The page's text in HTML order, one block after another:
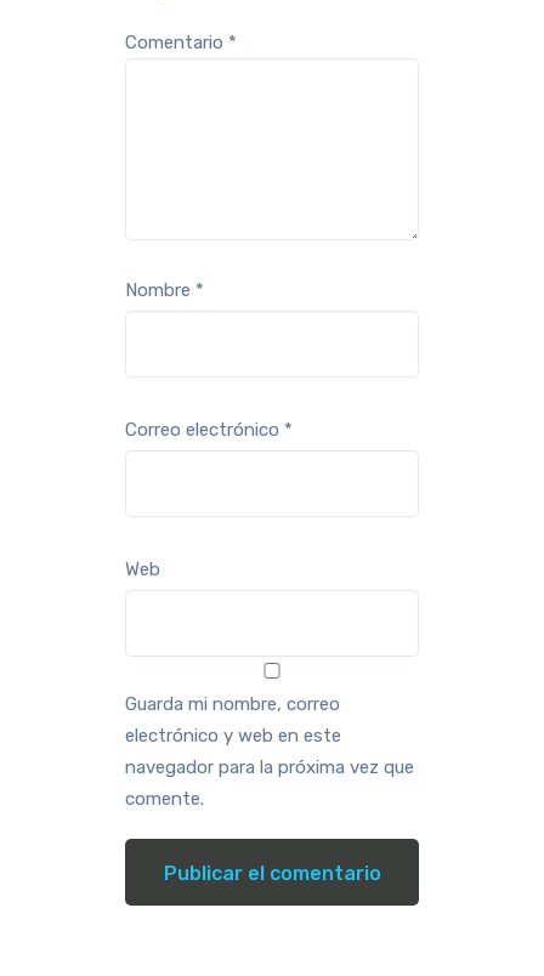
Comentario *
Nombre *
Correo electrónico *
Web
Guarda mi nombre, correo
electrónico y web en este
navegador para la próxima vez que
comente.